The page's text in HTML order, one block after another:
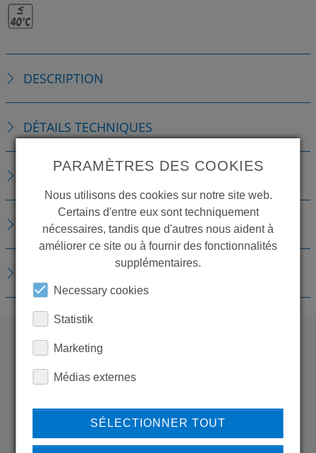
DESCRIPTION
DÉTAILS TECHNIQUES
ACCESSOIRES
PIÈCES DE RECHANGE
TÉLÉCHARGEMENTS
PARAMÈTRES DES COOKIES
Nous utilisons des cookies sur notre site web.
Certains d'entre eux sont techniquement
nécessaires, tandis que d'autres nous aident à
améliorer ce site ou à fournir des fonctionnalités
supplémentaires.
Necessary cookies
Statistik
Marketing
Médias externes
SÉLECTIONNER TOUT